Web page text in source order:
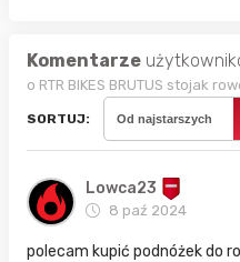
Komentarze
o RTR BIKES BRUTUS stojak
SORTUJ: Od najstarszych
Lowca23
8 paź 2024
polecam kupić podnóżek do